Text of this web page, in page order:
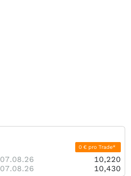
0 € pro Trade*
07.08.26
10,220
07.08.26 10,430